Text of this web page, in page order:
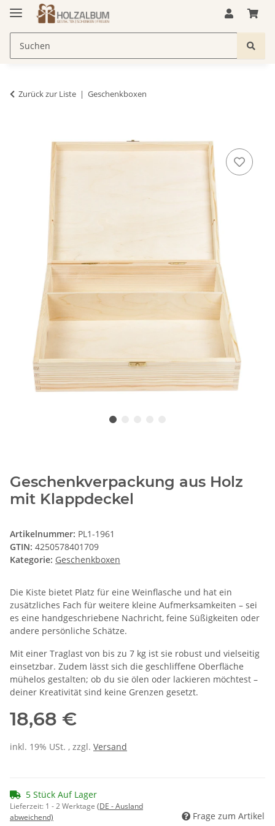
Zurück zur Liste Geschenkboxen
Geschenkverpackung aus Holz
mit Klappdeckel
Artikelnummer: PL1-1961
GTIN: 4250578401709
Kategorie: Geschenkboxen
Die Kiste bietet Platz für eine Weinflasche und hat ein
zusätzliches Fach für weitere kleine Aufmerksamkeiten – sei
es eine handgeschriebene Nachricht, feine Süßigkeiten oder
andere persönliche Schätze.
Mit einer Traglast von bis zu 7 kg ist sie robust und vielseitig
einsetzbar. Zudem lässt sich die geschliffene Oberfläche
mühelos gestalten; ob du sie ölen oder lackieren möchtest –
deiner Kreativität sind keine Grenzen gesetzt.
18,68 €
inkl. 19% USt. , zzgl. Versand
5 Stück Auf Lager
Lieferzeit: 1 - 2 Werktage (DE - Ausland
abweichend)
Frage zum Artikel